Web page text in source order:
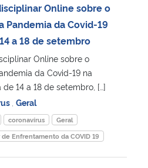
Online sobre o
Pandemia da Covid-19
a 18 de setembro
Online sobre o
da Covid-19 na
14 a 18 de setembro, […]
Geral
coronavírus
Geral
Enfrentamento da COVID 19